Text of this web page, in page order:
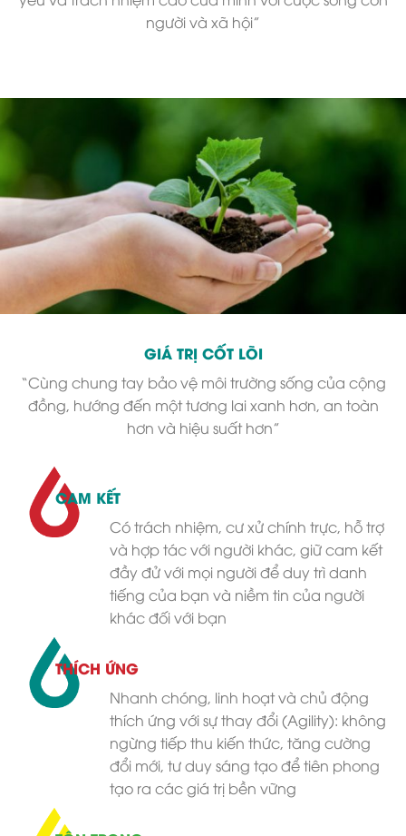
người và xã hội”
GIÁ TRỊ CỐT LÕI
“Cùng chung tay bảo vệ môi trường sống của cộng
đồng, hướng đến một tương lai xanh hơn, an toàn
hơn và hiệu suất hơn”
CAM KẾT
Có trách nhiệm, cư xử chính trực, hỗ trợ
và hợp tác với người khác, giữ cam kết
đầy đử với mọi người để duy trì danh
tiếng của bạn và niềm tin của người
khác đối với bạn
THÍCH ỨNG
Nhanh chóng, linh hoạt và chủ động
thích ứng với sự thay đổi (Agility): không
ngừng tiếp thu kiến thức, tăng cường
đổi mới, tư duy sáng tạo để tiên phong
tạo ra các giá trị bền vững